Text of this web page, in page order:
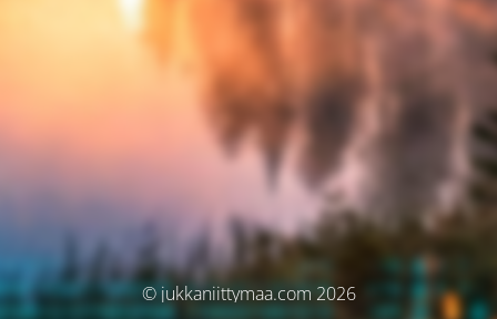
© jukkaniittymaa.com 2026